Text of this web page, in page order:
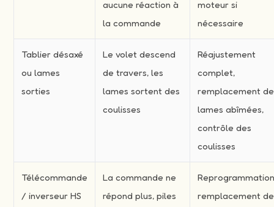
aucune réaction à
la commande
moteur si
nécessaire
Tablier désaxé
ou lames
sorties
Le volet descend
de travers, les
lames sortent des
coulisses
Réajustement
complet,
remplacement de
lames abîmées,
contrôle des
coulisses
Télécommande
/ inverseur HS
La commande ne
répond plus, piles
remplacement de